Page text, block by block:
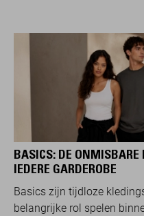
BASICS: DE ONMISBARE
IEDERE GARDEROBE
Basics zijn tijdloze
belangrijke rol spelen